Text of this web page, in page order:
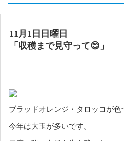
11月1日日曜日
「収穫まで見守って😊」
ブラッドオレンジ・タロッコが色
今年は大玉が多いです。